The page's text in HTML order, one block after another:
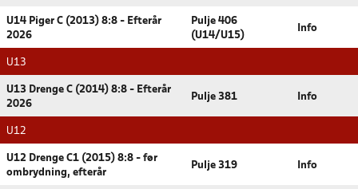
U14 Piger C (2013) 8:8 - Efterår
2026
Pulje 406
(U14/U15)
Info
U13
U13 Drenge C (2014) 8:8 - Efterår
2026
Pulje 381 Info
U12
U12 Drenge C1 (2015) 8:8 - før
ombrydning, efterår
Pulje 319 Info